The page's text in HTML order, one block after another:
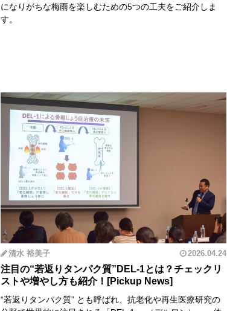
になりがちな梅雨を楽しむための5つの工夫をご紹介しま
す。
清水 裕美子 2026.04.24
注目の“若返りタンパク質”DEL-1とは？チェックリ
ストや増やし方も紹介！
“若返りタンパク質” とも呼ばれ、抗老化や再生医療研究の